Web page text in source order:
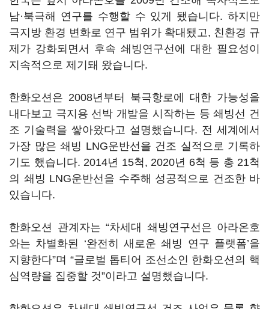
남·북극해 연구를 수행할 수 있게 됐습니다. 하지만
극지방 환경 변화로 연구 범위가 확대됐고, 친환경 규
제가 강화되면서 후속 쇄빙연구선에 대한 필요성이
지속적으로 제기돼 왔습니다.
한화오션은 2008년부터 북극항로에 대한 가능성을
내다보고 극지용 선박 개발을 시작하는 등 쇄빙선 건
조 기술력을 쌓아왔다고 설명했습니다. 전 세계에서
가장 많은 쇄빙 LNG운반선을 건조 실적으로 기록하
기도 했습니다. 2014년 15척, 2020년 6척 등 총 21척
의 쇄빙 LNG운반선을 수주해 성공적으로 건조한 바
있습니다.
한화오션 관계자는 “차세대 쇄빙연구선은 아라온호
와는 차별화된 ‘완전히 새로운 쇄빙 연구 플랫폼’을
지향한다”며 “글로벌 톱티어 조선소인 한화오션의 핵
심역량을 집중할 것”이라고 설명했습니다.